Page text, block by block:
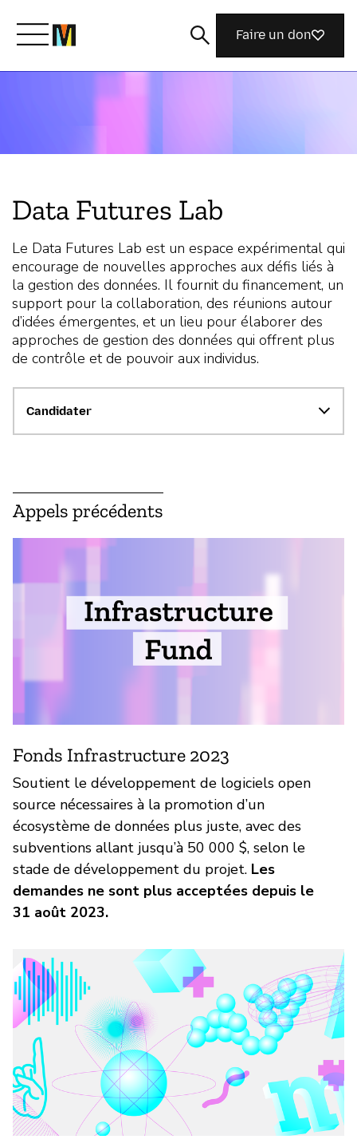
Découvrir Mozilla
Nos initiatives
Rejoignez-nous
Magazine
Faire un don
Data Futures Lab
Le Data Futures Lab est un espace expérimental qui
encourage de nouvelles approches aux défis liés à
la gestion des données. Il fournit du financement, un
support pour la collaboration, des réunions autour
d’idées émergentes, et un lieu pour élaborer des
approches de gestion des données qui offrent plus
de contrôle et de pouvoir aux individus.
Candidater
Appels précédents
Fonds Infrastructure 2023
Soutient le développement de logiciels open
source nécessaires à la promotion d’un
écosystème de données plus juste, avec des
subventions allant jusqu’à 50 000 $, selon le
stade de développement du projet. Les
demandes ne sont plus acceptées depuis le
31 août 2023.